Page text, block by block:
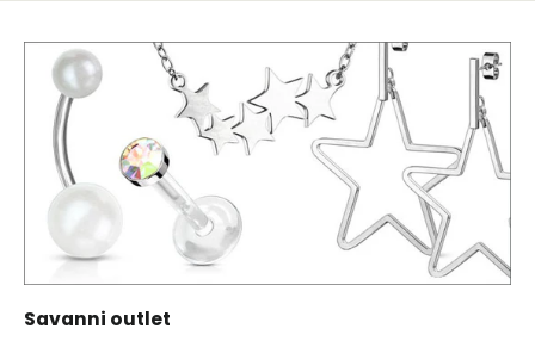
Savanni outlet